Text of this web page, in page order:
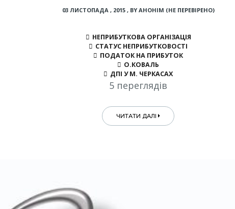
03 ЛИСТОПАДА , 2015, BY АНОНІМ (НЕ ПЕРЕВІРЕНО)
НЕПРИБУТКОВА ОРГАНІЗАЦІЯ
СТАТУС НЕПРИБУТКОВОСТІ
ПОДАТОК НА ПРИБУТОК
О.КОВАЛЬ
ДПІ У М. ЧЕРКАСАХ
5 переглядів
ЧИТАТИ ДАЛІ